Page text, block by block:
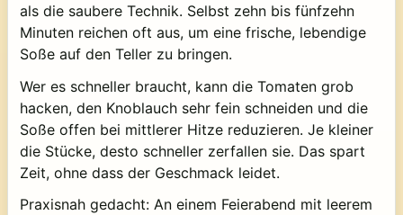
als die saubere Technik. Selbst zehn bis fünfzehn
Minuten reichen oft aus, um eine frische, lebendige
Soße auf den Teller zu bringen.
Wer es schneller braucht, kann die Tomaten grob
hacken, den Knoblauch sehr fein schneiden und die
Soße offen bei mittlerer Hitze reduzieren. Je kleiner
die Stücke, desto schneller zerfallen sie. Das spart
Zeit, ohne dass der Geschmack leidet.
Praxisnah gedacht: An einem Feierabend mit leerem